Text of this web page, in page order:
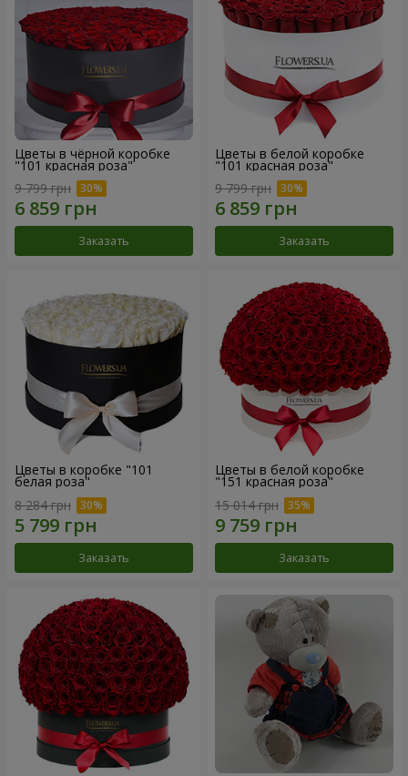
Цветы в чёрной коробке
"101 красная роза"
9 799 грн
Заказать
Цветы в белой коробке
"101 красная роза"
9 799 грн
Заказать
Цветы в коробке "101
белая роза"
8 284 грн
Заказать
Цветы в белой коробке
"151 красная роза"
15 014 грн
Заказать